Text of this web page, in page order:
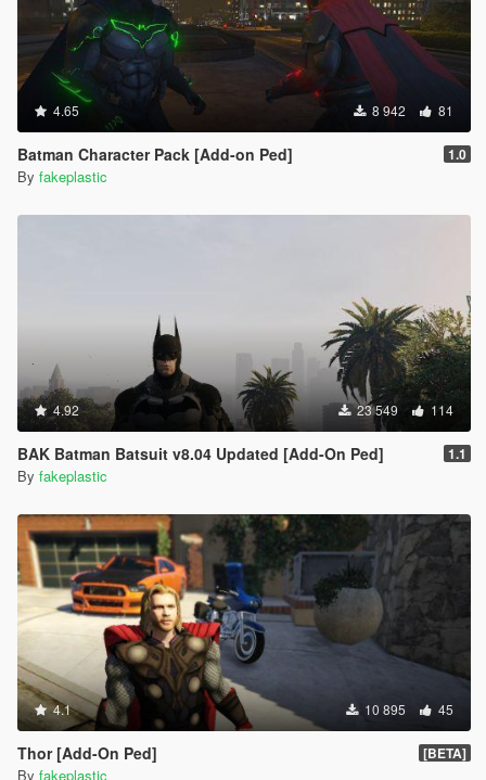
4.65 8 942 81
Batman Character Pack [Add-on Ped] 1.0
By fakeplastic
4.92 23 549 114
BAK Batman Batsuit v8.04 Updated [Add-On Ped] 1.1
By fakeplastic
4.1 10 895 45
Thor [Add-On Ped] [BETA]
By fakeplastic